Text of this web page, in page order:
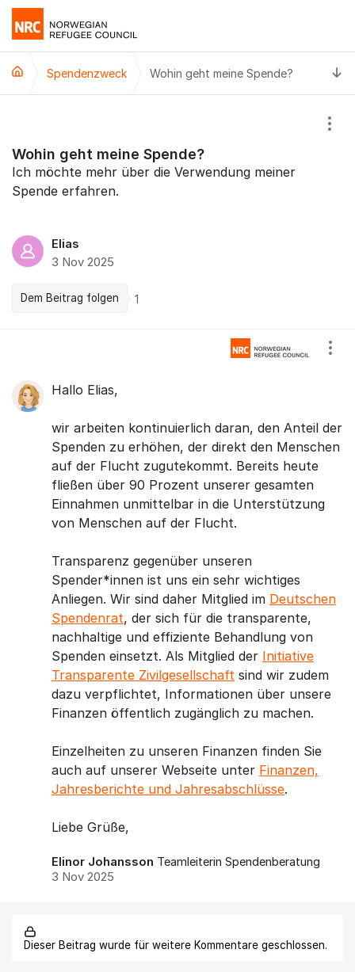
Weiter zum Inhalt
Spendenzweck Wohin geht meine Spende?
Wohin geht meine Spende?
Ich möchte mehr über die Verwendung meiner
Spende erfahren.
Elias
3 Nov 2025
Dem Beitrag folgen 1
Hallo Elias,
wir arbeiten kontinuierlich daran, den Anteil der
Spenden zu erhöhen, der direkt den Menschen
auf der Flucht zugutekommt. Bereits heute
fließen über 90 Prozent unserer gesamten
Einnahmen unmittelbar in die Unterstützung
von Menschen auf der Flucht.
Transparenz gegenüber unseren
Spender*innen ist uns ein sehr wichtiges
Anliegen. Wir sind daher Mitglied im Deutschen
Spendenrat, der sich für die transparente,
nachhaltige und effiziente Behandlung von
Spenden einsetzt. Als Mitglied der Initiative
Transparente Zivilgesellschaft sind wir zudem
dazu verpflichtet, Informationen über unsere
Finanzen öffentlich zugänglich zu machen.
Einzelheiten zu unseren Finanzen finden Sie
auch auf unserer Webseite unter Finanzen,
Jahresberichte und Jahresabschlüsse.
Liebe Grüße,
Elinor Johansson Teamleiterin Spendenberatung
3 Nov 2025
Dieser Beitrag wurde für weitere Kommentare geschlossen.